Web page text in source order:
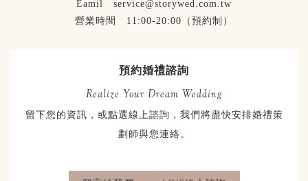
Eamil service@storywed.com.tw
營業時間 11:00-20:00（預約制）
預約婚禮諮詢
Realize Your Dream Wedding
留下您的資訊，或點選線上諮詢，我們將盡快安排婚禮策
劃師與您連絡。